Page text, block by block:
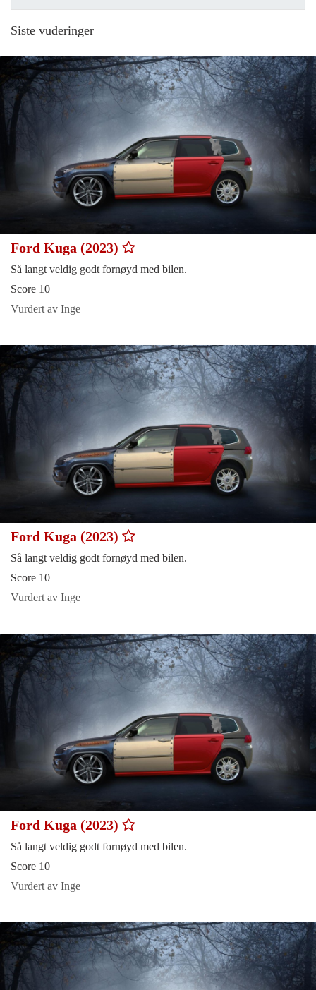
Siste vuderinger
Ford Kuga (2023)
Så langt veldig godt fornøyd med bilen.
Score 10
Vurdert av Inge
Ford Kuga (2023)
Så langt veldig godt fornøyd med bilen.
Score 10
Vurdert av Inge
Ford Kuga (2023)
Så langt veldig godt fornøyd med bilen.
Score 10
Vurdert av Inge